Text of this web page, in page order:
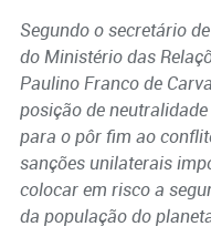
Segundo o secretário
do Ministério das
Paulino Franco de
posição de
para o pôr fim ao
sanções unilaterais
colocar em risco a
da população do